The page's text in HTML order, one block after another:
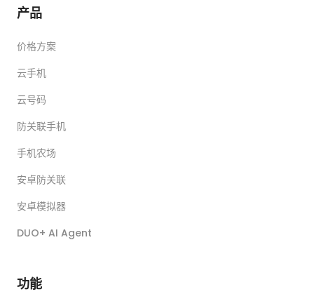
产品
价格方案
云手机
云号码
防关联手机
手机农场
安卓防关联
安卓模拟器
DUO+ AI Agent
功能